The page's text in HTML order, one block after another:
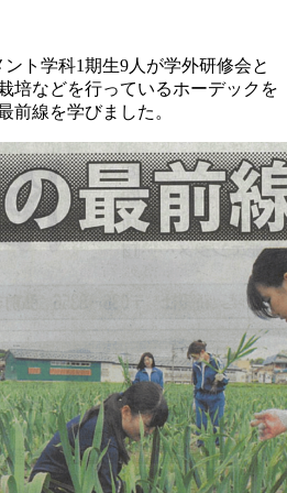
ト学科1期生9人が学外研修会と
培などを行っているホーデックを
前線を学びました。